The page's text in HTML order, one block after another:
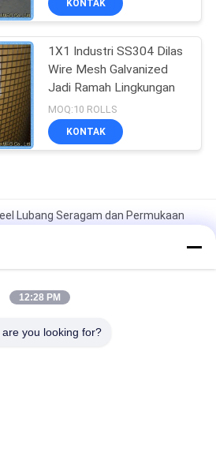
KONTAK
1X1 Industri SS304 Dilas
Wire Mesh Galvanized
Jadi Ramah Lingkungan
MOQ:10 ROLLS
KONTAK
Lubang Seragam dan Permukaan
Mesh untuk Konstruksi
Wire Mesh 1/2 Inch Hardware Kain
12:28 PM
you looking for?